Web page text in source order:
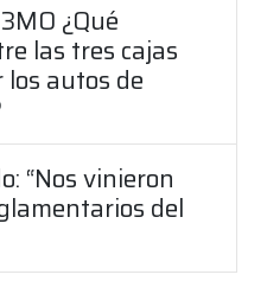
¿Qué
las tres cajas
autos de
“Nos vinieron
del